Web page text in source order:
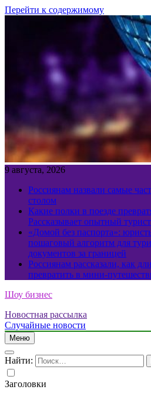
Перейти к содержимому
9 августа, 2026
Россиянам назвали самые
столом
Какие полки в поезде
Рассказывает опытный турист
«Домой без паспорта»:
пошаговый алгоритм для
документов за границей
Россиянам рассказали, как
превратить в мини-
Шоу бизнес
Новостная рассылка
Случайные новости
Меню
Найти:
Заголовки